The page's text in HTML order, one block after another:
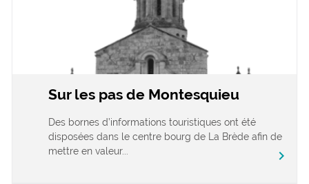
Sur les pas de Montesquieu
Des bornes d’informations touristiques ont été
disposées dans le centre bourg de La Brède afin de
mettre en valeur...
chevron_right